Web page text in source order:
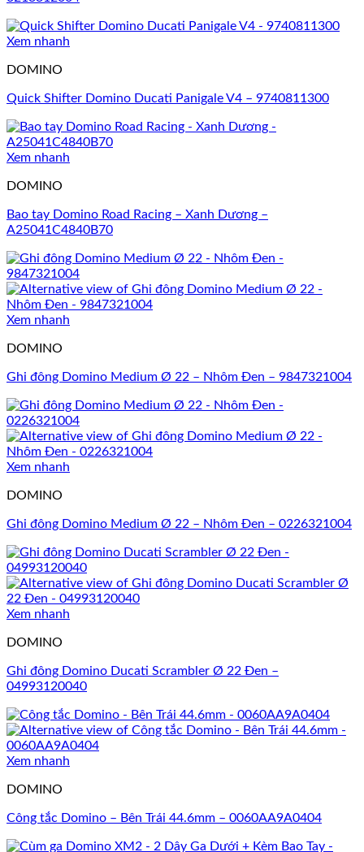
Xem nhanh
DOMINO
Quick Shifter Domino Ducati Panigale V4 – 9740811300
Xem nhanh
DOMINO
Bao tay Domino Road Racing – Xanh Dương –
A25041C4840B70
Xem nhanh
DOMINO
Ghi đông Domino Medium Ø 22 – Nhôm Đen – 9847321004
Xem nhanh
DOMINO
Ghi đông Domino Medium Ø 22 – Nhôm Đen – 0226321004
Xem nhanh
DOMINO
Ghi đông Domino Ducati Scrambler Ø 22 Đen –
04993120040
Xem nhanh
DOMINO
Công tắc Domino – Bên Trái 44.6mm – 0060AA9A0404